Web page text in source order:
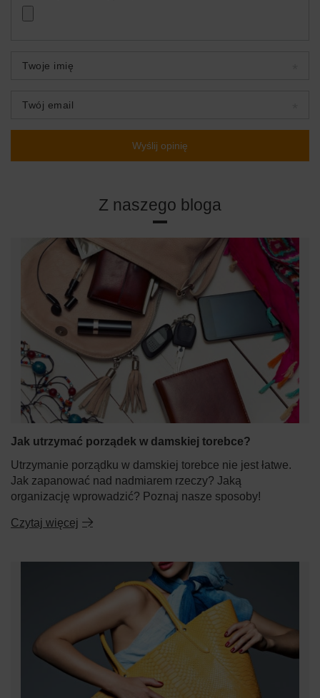
Twoje imię
Twój email
Wyślij opinię
Z naszego bloga
Jak utrzymać porządek w damskiej torebce?
Utrzymanie porządku w damskiej torebce nie jest łatwe.
Jak zapanować nad nadmiarem rzeczy? Jaką
organizację wprowadzić? Poznaj nasze sposoby!
Czytaj więcej